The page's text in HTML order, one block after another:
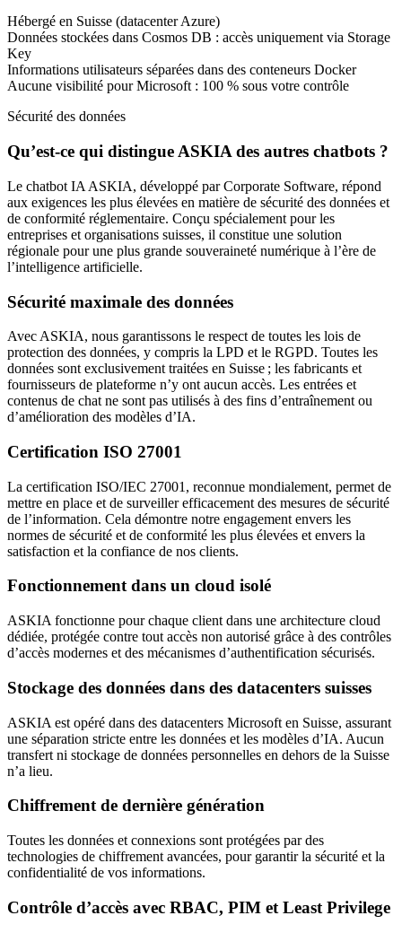
Hébergé en Suisse (datacenter Azure)
Données stockées dans Cosmos DB : accès uniquement via Storage
Key
Informations utilisateurs séparées dans des conteneurs Docker
Aucune visibilité pour Microsoft : 100 % sous votre contrôle
Sécurité des données
Qu’est-ce qui distingue ASKIA des autres chatbots ?
Le chatbot IA ASKIA, développé par Corporate Software, répond
aux exigences les plus élevées en matière de sécurité des données et
de conformité réglementaire. Conçu spécialement pour les
entreprises et organisations suisses, il constitue une solution
régionale pour une plus grande souveraineté numérique à l’ère de
l’intelligence artificielle.
Sécurité maximale des données
Avec ASKIA, nous garantissons le respect de toutes les lois de
protection des données, y compris la LPD et le RGPD. Toutes les
données sont exclusivement traitées en Suisse ; les fabricants et
fournisseurs de plateforme n’y ont aucun accès. Les entrées et
contenus de chat ne sont pas utilisés à des fins d’entraînement ou
d’amélioration des modèles d’IA.
Certification ISO 27001
La certification ISO/IEC 27001, reconnue mondialement, permet de
mettre en place et de surveiller efficacement des mesures de sécurité
de l’information. Cela démontre notre engagement envers les
normes de sécurité et de conformité les plus élevées et envers la
satisfaction et la confiance de nos clients.
Fonctionnement dans un cloud isolé
ASKIA fonctionne pour chaque client dans une architecture cloud
dédiée, protégée contre tout accès non autorisé grâce à des contrôles
d’accès modernes et des mécanismes d’authentification sécurisés.
Stockage des données dans des datacenters suisses
ASKIA est opéré dans des datacenters Microsoft en Suisse, assurant
une séparation stricte entre les données et les modèles d’IA. Aucun
transfert ni stockage de données personnelles en dehors de la Suisse
n’a lieu.
Chiffrement de dernière génération
Toutes les données et connexions sont protégées par des
technologies de chiffrement avancées, pour garantir la sécurité et la
confidentialité de vos informations.
Contrôle d’accès avec RBAC, PIM et Least Privilege